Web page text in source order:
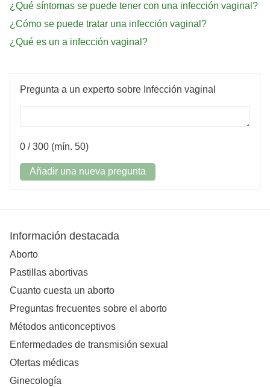
¿Qué síntomas se puede tener con una infección vaginal?
¿Cómo se puede tratar una infección vaginal?
¿Qué es un a infección vaginal?
Pregunta a un experto sobre Infección vaginal
0 / 300 (mín. 50)
Añadir una nueva pregunta
Información destacada
Aborto
Pastillas abortivas
Cuanto cuesta un aborto
Preguntas frecuentes sobre el aborto
Métodos anticonceptivos
Enfermedades de transmisión sexual
Ofertas médicas
Ginecología